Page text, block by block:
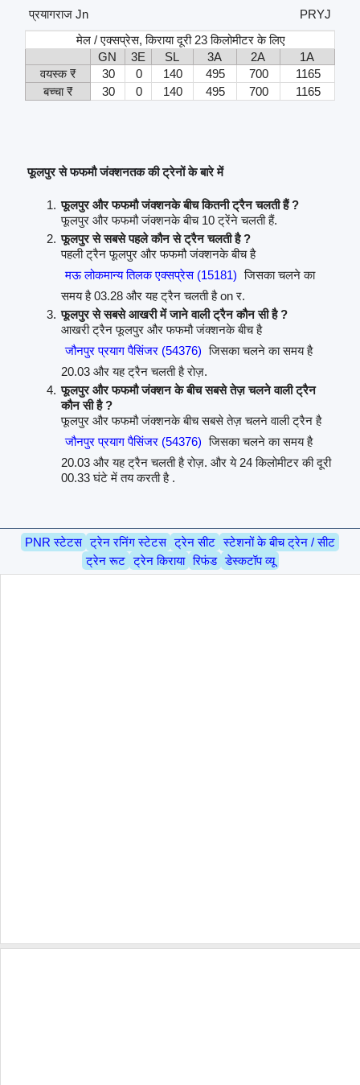
प्रयागराज Jn
PRYJ
मेल / एक्सप्रेस, किराया दूरी 23 किलोमीटर के लिए
GN
3E SL 3A 2A
1A
वयस्क ₹
30 0 140 495 700
1165
बच्चा ₹
30 0 140 495 700 1165
फूलपुर से फफमौ जंक्शनतक की ट्रेनों के बारे में
फूलपुर और फफमौ जंक्शनके बीच कितनी ट्रैन चलती हैं ?
फूलपुर और फफमौ जंक्शनके बीच 10 ट्रेंने चलती हैं.
फूलपुर से सबसे पहले कौन से ट्रैन चलती है ?
पहली ट्रैन फूलपुर और फफमौ जंक्शनके बीच है
मऊ लोकमान्य तिलक एक्सप्रेस (15181) जिसका चलने का
समय है 03.28 और यह ट्रैन चलती है on र.
फूलपुर से सबसे आखरी में जाने वाली ट्रैन कौन सी है ?
आखरी ट्रैन फूलपुर और फफमौ जंक्शनके बीच है
जौनपुर प्रयाग पैसिंजर (54376) जिसका चलने का समय है
20.03 और यह ट्रैन चलती है रोज़.
फूलपुर और फफमौ जंक्शन के बीच सबसे तेज़ चलने वाली ट्रैन
कौन सी है ?
फूलपुर और फफमौ जंक्शनके बीच सबसे तेज़ चलने वाली ट्रैन है
जौनपुर प्रयाग पैसिंजर (54376) जिसका चलने का समय है
20.03 और यह ट्रैन चलती है रोज़. और ये 24 किलोमीटर की दूरी
00.33 घंटे में तय करती है .
PNR स्टेटस ट्रेन रनिंग स्टेटस ट्रेन सीट स्टेशनों के बीच ट्रेन / सीट
ट्रेन रूट ट्रेन किराया रिफंड डेस्कटॉप व्यू